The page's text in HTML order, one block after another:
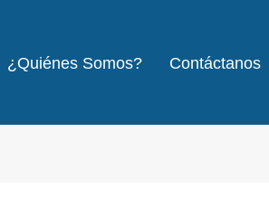
¿Quiénes Somos? Contáctanos